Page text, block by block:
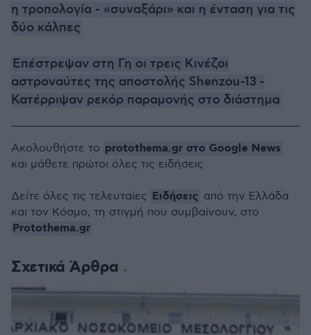
η τροπολογία - «συναξάρι» και η ένταση για τις
δύο κάλπες
Επέστρεψαν στη Γη οι τρεις Κινέζοι
αστροναύτες της αποστολής Shenzou-13 -
Κατέρριψαν ρεκόρ παραμονής στο διάστημα
Σχετικά Άρθρα
Ακολουθήστε το protothema.gr στο Google News
και μάθετε πρώτοι όλες τις ειδήσεις
Δείτε όλες τις τελευταίες Ειδήσεις από την Ελλάδα
και τον Κόσμο, τη στιγμή που συμβαίνουν, στο
Protothema.gr